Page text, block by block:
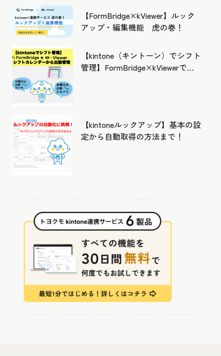
【FormBridge×kViewer】ルック
アップ・編集機能 虎の巻！
【kintone（キントーン）でシフト
管理】FormBridge×kViewerで作
【kintoneルックアップ】基本の設
定から自動取得の方法まで！